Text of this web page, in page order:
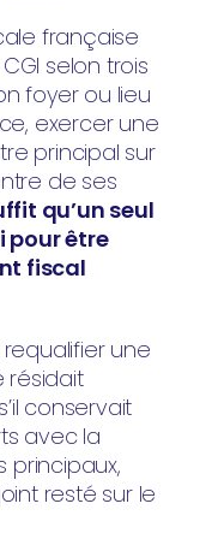
française
selon trois
foyer ou lieu
exercer une
principal sur
de ses
qu’un seul
pour être
fiscal
une
résidait
conservait
avec la
principaux,
resté sur le